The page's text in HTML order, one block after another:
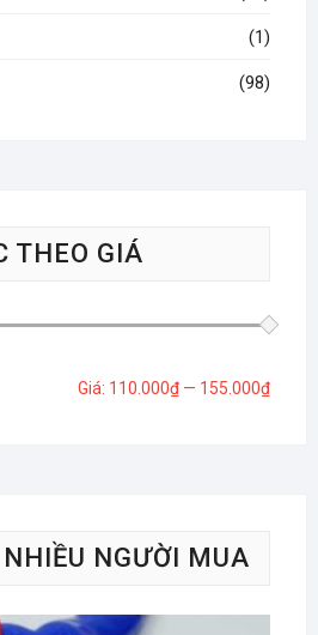
(1)
(98)
THEO GIÁ
Giá
Giá
Giá: 110.000₫ — 155.000₫
NGƯỜI MUA